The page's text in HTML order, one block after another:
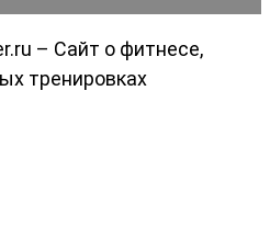
– Сайт о фитнесе,
тренировках